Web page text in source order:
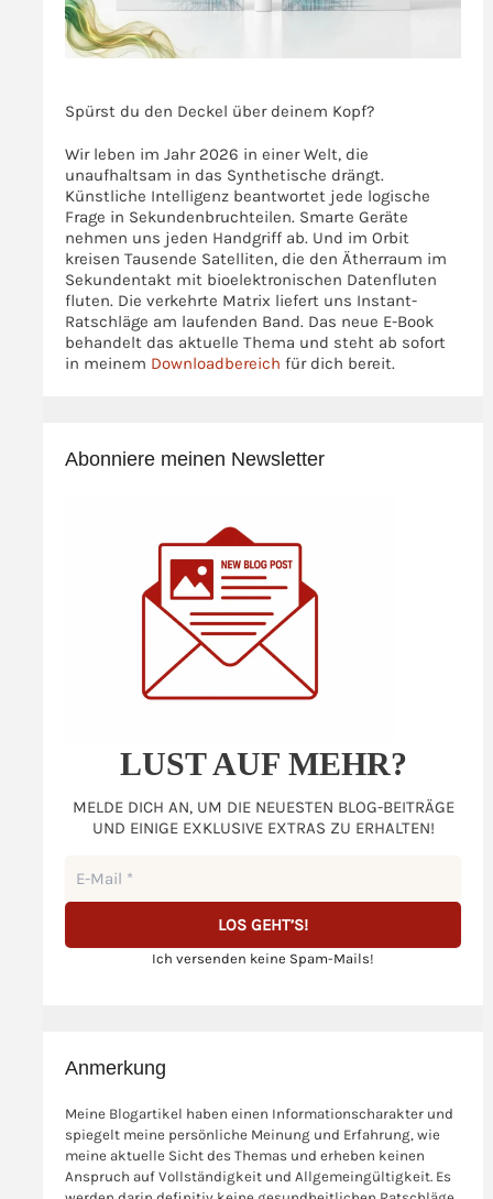
Spürst du den Deckel über deinem Kopf?
Wir leben im Jahr 2026 in einer Welt, die
unaufhaltsam in das Synthetische drängt.
Künstliche Intelligenz beantwortet jede logische
Frage in Sekundenbruchteilen. Smarte Geräte
nehmen uns jeden Handgriff ab. Und im Orbit
kreisen Tausende Satelliten, die den Ätherraum im
Sekundentakt mit bioelektronischen Datenfluten
fluten. Die verkehrte Matrix liefert uns Instant-
Ratschläge am laufenden Band. Das neue E-Book
behandelt das aktuelle Thema und steht ab sofort
in meinem Downloadbereich für dich bereit.
Abonniere meinen Newsletter
LUST AUF MEHR?
MELDE DICH AN, UM DIE NEUESTEN BLOG-BEITRÄGE
UND EINIGE EXKLUSIVE EXTRAS ZU ERHALTEN!
Ich versenden keine Spam-Mails!
Anmerkung
Meine Blogartikel haben einen Informationscharakter und
spiegelt meine persönliche Meinung und Erfahrung, wie
meine aktuelle Sicht des Themas und erheben keinen
Anspruch auf Vollständigkeit und Allgemeingültigkeit. Es